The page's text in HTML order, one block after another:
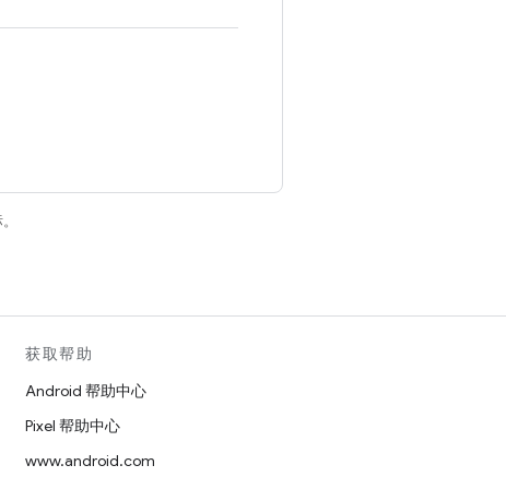
获取帮助
Android 帮助中心
Pixel 帮助中心
www.android.com